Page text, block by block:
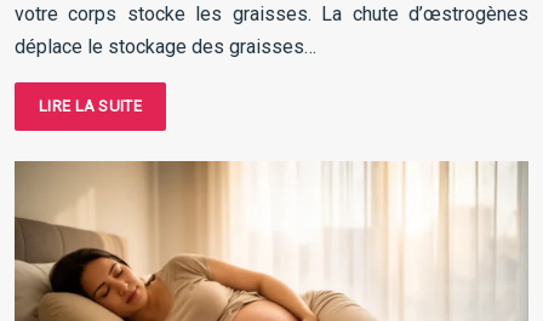
votre corps stocke les graisses. La chute d’œstrogènes
déplace le stockage des graisses…
LIRE LA SUITE